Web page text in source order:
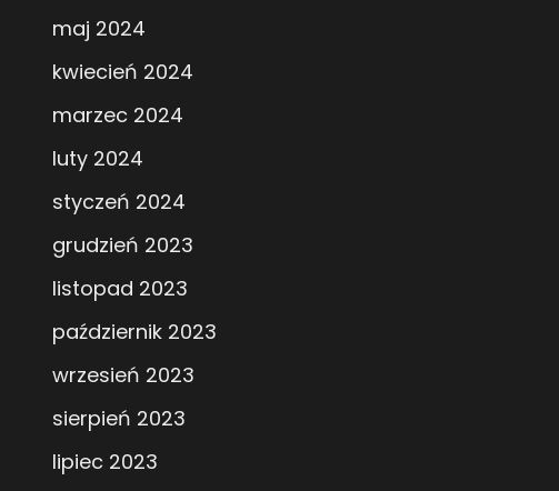
maj 2024
kwiecień 2024
marzec 2024
luty 2024
styczeń 2024
grudzień 2023
listopad 2023
październik 2023
wrzesień 2023
sierpień 2023
lipiec 2023